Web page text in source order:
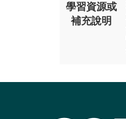
學習資源或
補充說明